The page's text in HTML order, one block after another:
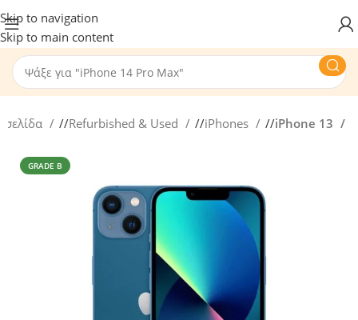
Skip to navigation
Skip to main content
σελίδα / Refurbished & Used / iPhones / iPhone 13
GRADE B